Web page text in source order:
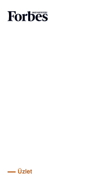
Üzlet